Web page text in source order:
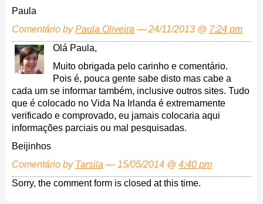
Paula
Comentário byPaula Oliveira — 24/11/2013 @ 7:24 pm
Olá Paula,
Muito obrigada pelo carinho e comentário.
Pois é, pouca gente sabe disto mas cabe a
cada um se informar também, inclusive outros sites. Tudo
que é colocado no Vida Na Irlanda é extremamente
verificado e comprovado, eu jamais colocaria aqui
informações parciais ou mal pesquisadas.
Beijinhos
Comentário by Tarsila — 15/05/2014 @ 4:40 pm
Sorry, the comment form is closed at this time.